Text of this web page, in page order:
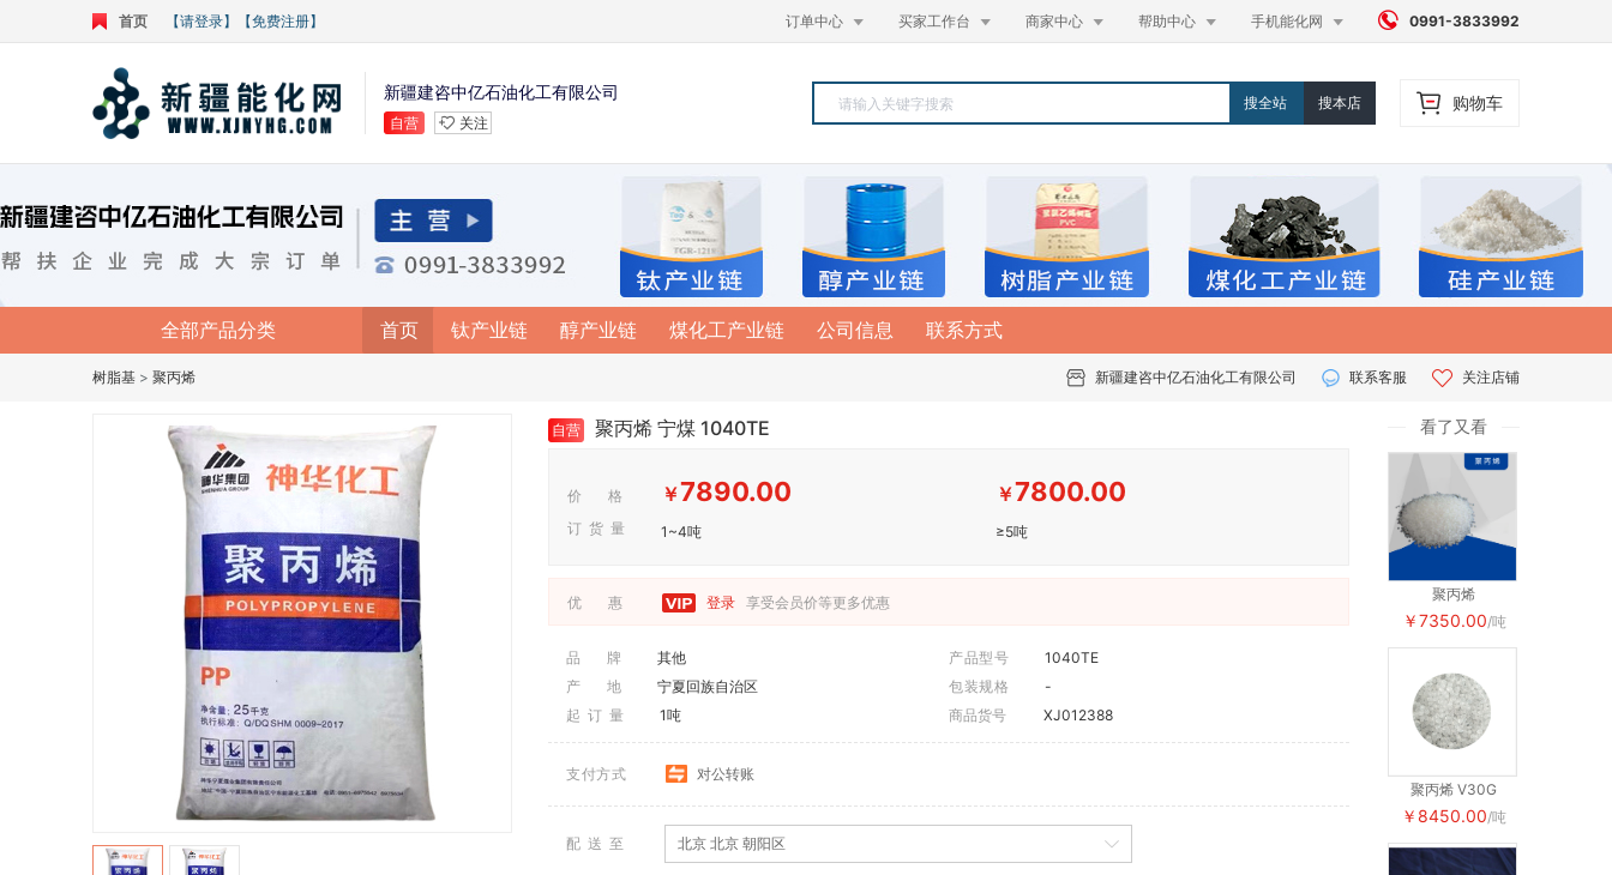
首页 【请登录】 【免费注册】 订单中心  买家工作台  商家中心  帮助中心  手机能化网   0991-3833992
新疆建咨中亿石油化工有限公司
自营 关注
搜全站 搜本店 购物车
全部产品分类 首页 钛产业链 醇产业链 煤化工产业链 公司信息 联系方式
树脂基 > 聚丙烯 新疆建咨中亿石油化工有限公司 联系客服 关注店铺
自营 聚丙烯 宁煤 1040TE
价 格
订 货 量
￥7890.00
1~4吨
￥7800.00
≥5吨
优 惠 登录 享受会员价等更多优惠
品 牌 其他 产品型号
1040TE
产 地
宁夏回族自治区 包装规格
-
起 订 量
1吨 商品货号 XJ012388
支付方式 对公转账
配 送 至 北京 北京 朝阳区
看了又看
聚丙烯
￥7350.00/吨
聚丙烯 V30G
￥8450.00/吨